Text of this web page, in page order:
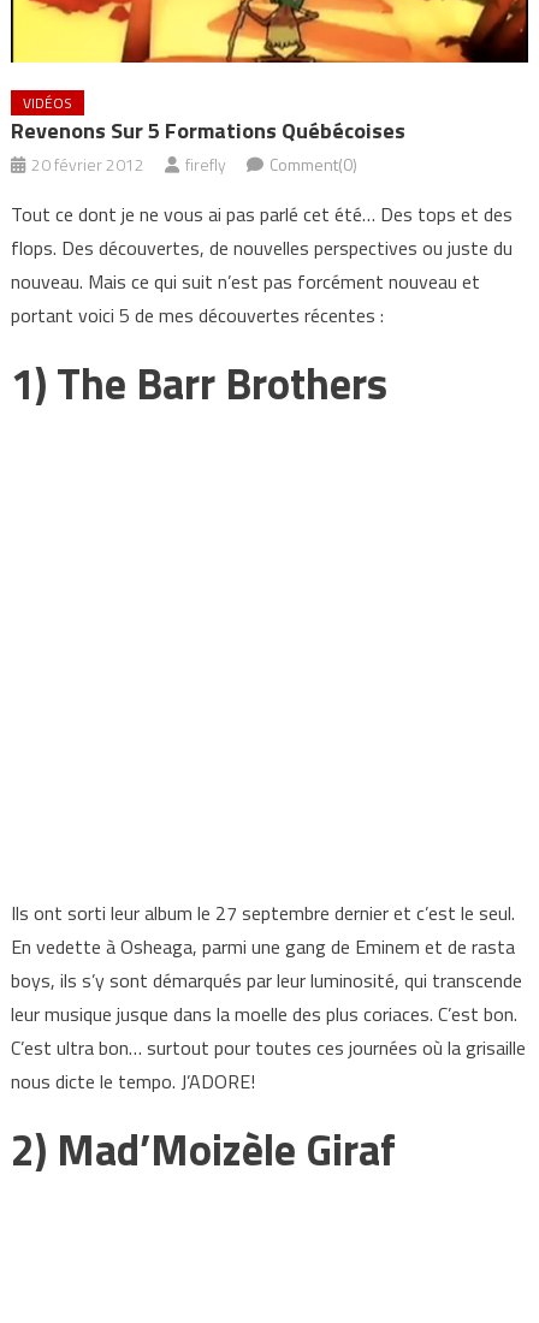
VIDÉOS
Revenons Sur 5 Formations Québécoises
20 février 2012 firefly Comment(0)
Tout ce dont je ne vous ai pas parlé cet été… Des tops et des
flops. Des découvertes, de nouvelles perspectives ou juste du
nouveau. Mais ce qui suit n’est pas forcément nouveau et
portant voici 5 de mes découvertes récentes :
1) The Barr Brothers
Ils ont sorti leur album le 27 septembre dernier et c’est le seul.
En vedette à Osheaga, parmi une gang de Eminem et de rasta
boys, ils s’y sont démarqués par leur luminosité, qui transcende
leur musique jusque dans la moelle des plus coriaces. C’est bon.
C’est ultra bon… surtout pour toutes ces journées où la grisaille
nous dicte le tempo. J’ADORE!
2) Mad’Moizèle Giraf